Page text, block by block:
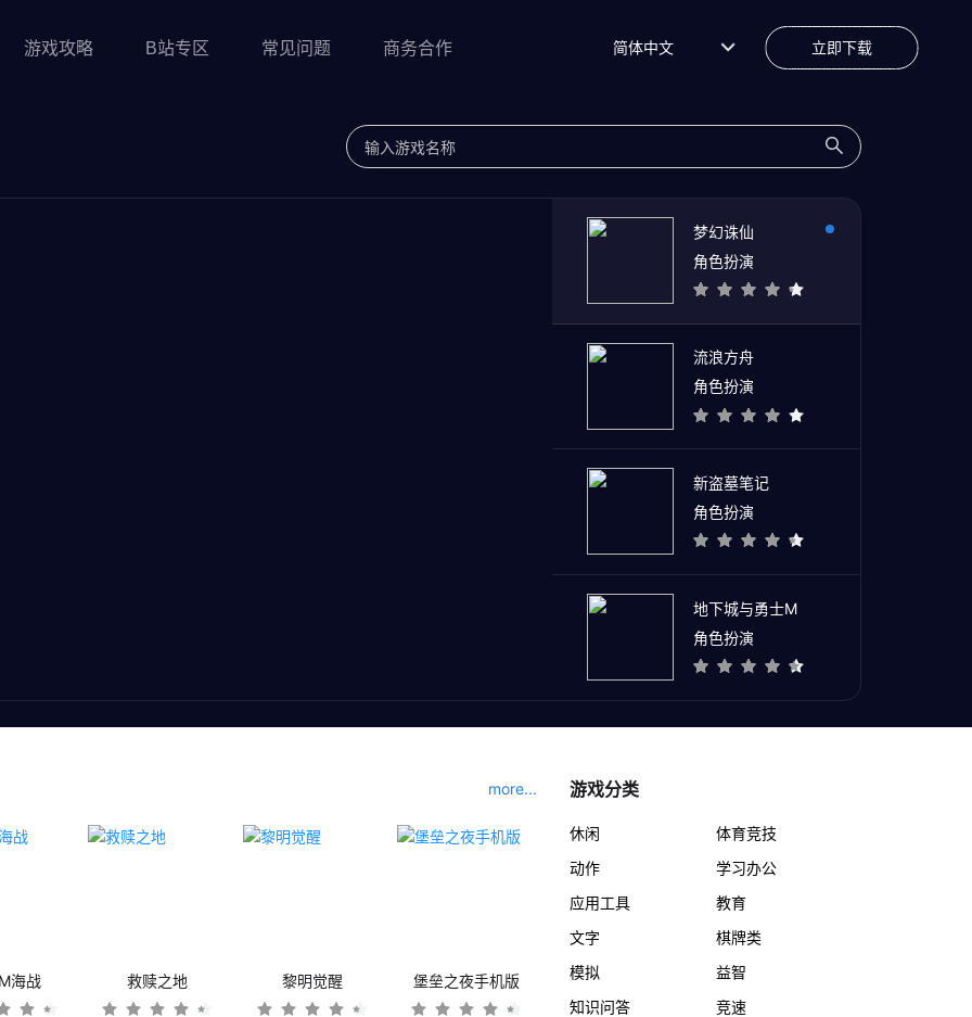
游戏攻略 B站专区 常见问题 商务合作 简体中文 立即下载
梦幻诛仙
角色扮演
流浪方舟
角色扮演
新盗墓笔记
角色扮演
地下城与勇士M
角色扮演
more...
海战 救赎之地 黎明觉醒 堡垒之夜手机版
游戏分类
休闲
体育竞技
动作
学习办公
应用工具
教育
文字
棋牌类
模拟
益智
知识问答
竞速